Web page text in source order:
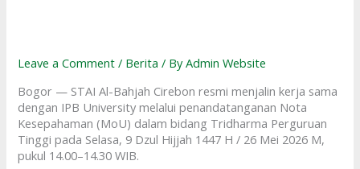
Leave a Comment / Berita / ByAdmin Website
Bogor — STAI Al-Bahjah Cirebon resmi menjalin kerja sama
dengan IPB University melalui penandatanganan Nota
Kesepahaman (MoU) dalam bidang Tridharma Perguruan
Tinggi pada Selasa, 9 Dzul Hijjah 1447 H / 26 Mei 2026 M,
pukul 14.00–14.30 WIB.